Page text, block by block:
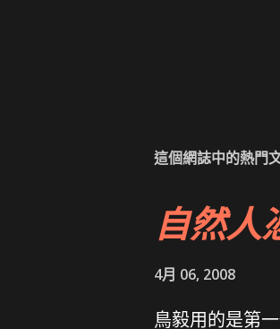
這個網誌中的熱門
自然人
4月 06, 2008
鳥毅用的是第